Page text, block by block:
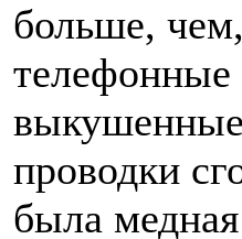
больше,
телефонные
выкушенные
проводки
была